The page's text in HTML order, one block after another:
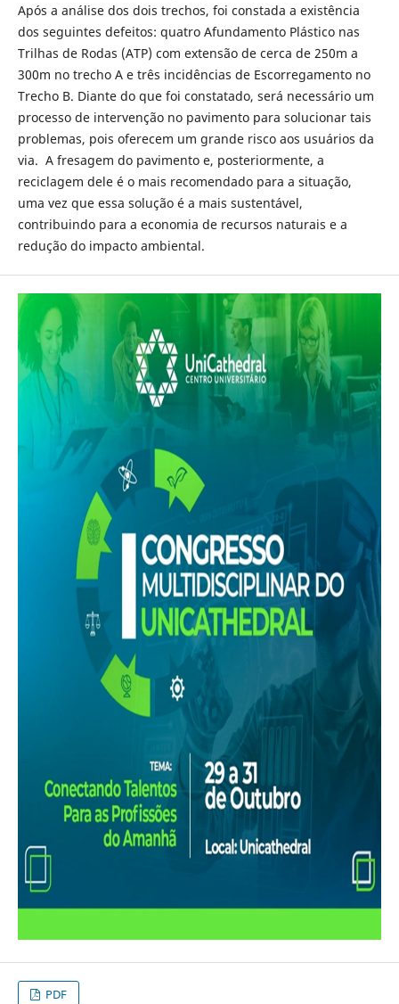
Após a análise dos dois trechos, foi constada a existência
dos seguintes defeitos: quatro Afundamento Plástico nas
Trilhas de Rodas (ATP) com extensão de cerca de 250m a
300m no trecho A e três incidências de Escorregamento no
Trecho B. Diante do que foi constatado, será necessário um
processo de intervenção no pavimento para solucionar tais
problemas, pois oferecem um grande risco aos usuários da
via. A fresagem do pavimento e, posteriormente, a
reciclagem dele é o mais recomendado para a situação,
uma vez que essa solução é a mais sustentável,
contribuindo para a economia de recursos naturais e a
redução do impacto ambiental.
PDF